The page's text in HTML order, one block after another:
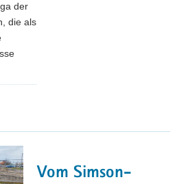
der
die als
Vom Simson-